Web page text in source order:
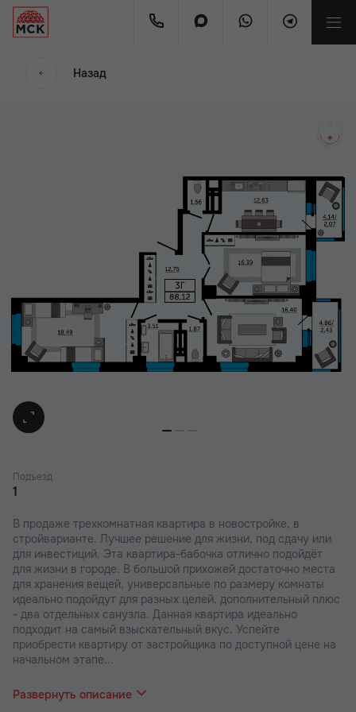
Назад
Подъезд
1
В продаже трехкомнатная квартира в новостройке, в
стройварианте. Лучшее решение для жизни, под сдачу или
для инвестиций. Эта квартира-бабочка отлично подойдёт
для жизни в городе. В большой прихожей достаточно места
для хранения вещей, универсальные по размеру комнаты
идеально подойдут для разных целей, дополнительный плюс
- два отдельных санузла. Данная квартира идеально
подходит на самый взыскательный вкус. Успейте
приобрести квартиру от застройщика по доступной цене на
начальном этапе...
В наших ЖК действуют индивидуальные акции и скидки. В
Развернуть описание